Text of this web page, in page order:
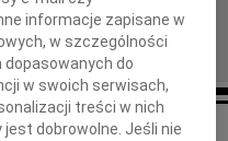
informacje zapisane w
w szczególności
do
w swoich serwisach,
treści w nich
dobrowolne. Jeśli nie